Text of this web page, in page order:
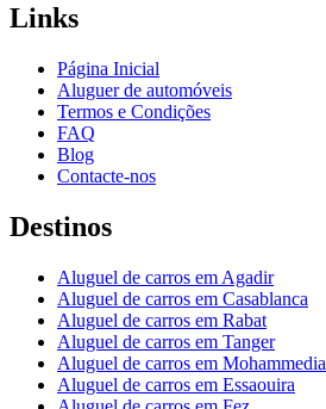
Links
Página Inicial
Aluguer de automóveis
Termos e Condições
FAQ
Blog
Contacte-nos
Destinos
Aluguel de carros em Agadir
Aluguel de carros em Casablanca
Aluguel de carros em Rabat
Aluguel de carros em Tanger
Aluguel de carros em Mohammedia
Aluguel de carros em Essaouira